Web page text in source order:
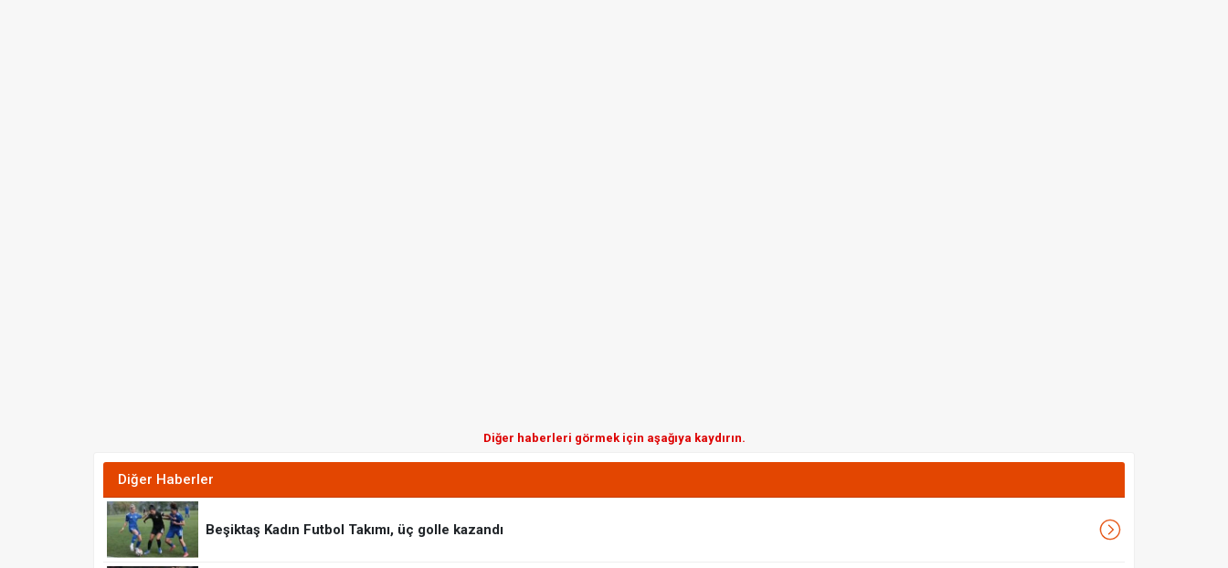
Diğer haberleri görmek için aşağıya kaydırın.
Diğer Haberler
Beşiktaş Kadın Futbol Takımı, üç golle kazandı